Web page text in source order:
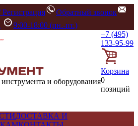
Обратный звонок
9:00-18:00 (пн.-пт.)
и оборудования
+7 (495)
133-95-99
Корзина
0
позиций
ДОСТАВКА И